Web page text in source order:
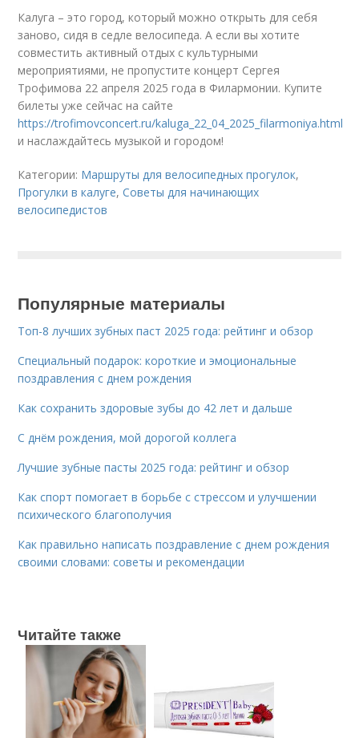
Калуга – это город, который можно открыть для себя
заново, сидя в седле велосипеда. А если вы хотите
совместить активный отдых с культурными
мероприятиями, не пропустите концерт Сергея
Трофимова 22 апреля 2025 года в Филармонии. Купите
билеты уже сейчас на сайте
https://trofimovconcert.ru/kaluga_22_04_2025_filarmoniya.html
и наслаждайтесь музыкой и городом!
Категории: Маршруты для велосипедных прогулок,
Прогулки в калуге,Советы для начинающих
велосипедистов
Популярные материалы
Топ-8 лучших зубных паст 2025 года: рейтинг и обзор
Специальный подарок: короткие и эмоциональные
поздравления с днем рождения
Как сохранить здоровые зубы до 42 лет и дальше
С днём рождения, мой дорогой коллега
Лучшие зубные пасты 2025 года: рейтинг и обзор
Как спорт помогает в борьбе с стрессом и улучшении
психического благополучия
Как правильно написать поздравление с днем рождения
своими словами: советы и рекомендации
Читайте также